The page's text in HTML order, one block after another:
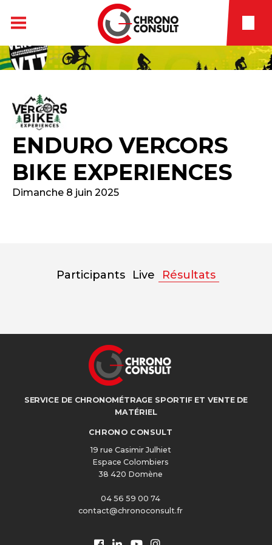
ENDURO VERCORS
BIKE EXPERIENCES
Dimanche 8 juin 2025
Participants Live Résultats
SERVICE DE CHRONOMÉTRAGE SPORTIF ET VENTE DE
MATÉRIEL
CHRONO CONSULT
19 rue Casimir Julhiet
Espace Colombiers
38 420 Domène
04 56 59 00 74
contact@chronoconsult.fr